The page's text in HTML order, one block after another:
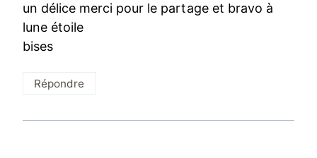
un délice merci pour le partage et bravo à
lune étoile
bises
Répondre